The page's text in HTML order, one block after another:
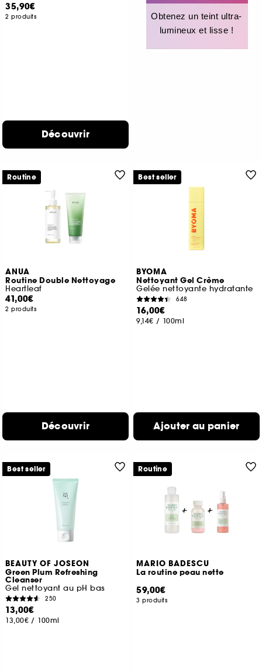
35,90€
2 produits
Découvrir
Obtenez un teint ultra-
lumineux et lisse !
ANUA
Routine Double Nettoyage
Heartleaf
41,00€
2 produits
Découvrir
Routine
BYOMA
Nettoyant Gel Crème
Gelée nettoyante hydratante
648
16,00€
9,14€ / 100ml
Ajouter au panier
Best seller
BEAUTY OF JOSEON
Green Plum Refreshing
Cleanser
Gel nettoyant au pH bas
250
13,00€
13,00€ / 100ml
Best seller
MARIO BADESCU
La routine peau nette
59,00€
3 produits
Routine